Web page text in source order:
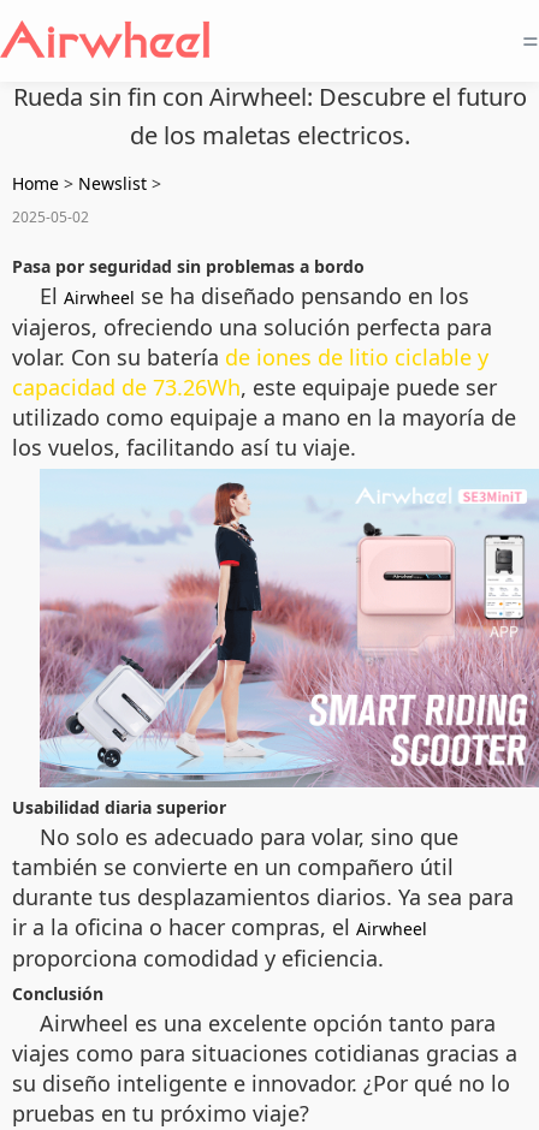
=
Rueda sin fin con Airwheel: Descubre el futuro
de los maletas electricos.
Home > Newslist >
2025-05-02
Pasa por seguridad sin problemas a bordo
El Airwheel se ha diseñado pensando en los
viajeros, ofreciendo una solución perfecta para
volar. Con su batería de iones de litio ciclable y
capacidad de 73.26Wh, este equipaje puede ser
utilizado como equipaje a mano en la mayoría de
los vuelos, facilitando así tu viaje.
Usabilidad diaria superior
No solo es adecuado para volar, sino que
también se convierte en un compañero útil
durante tus desplazamientos diarios. Ya sea para
ir a la oficina o hacer compras, el Airwheel
proporciona comodidad y eficiencia.
Conclusión
Airwheel es una excelente opción tanto para
viajes como para situaciones cotidianas gracias a
su diseño inteligente e innovador. ¿Por qué no lo
pruebas en tu próximo viaje?